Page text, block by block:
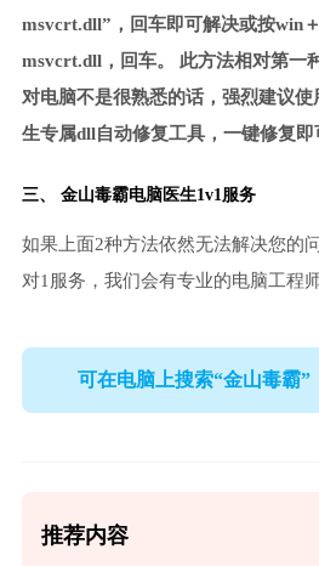
msvcrt.dll”，回车即可解决或按win
msvcrt.dll，回车。 此方法相对第一
对电脑不是很熟悉的话，强烈建议
生专属dll自动修复工具，一键修复即
三、 金山毒霸电脑医生1v1服务
如果上面2种方法依然无法解决您的
对1服务，我们会有专业的电脑工程
可在电脑上搜索“金山毒霸”
推荐内容